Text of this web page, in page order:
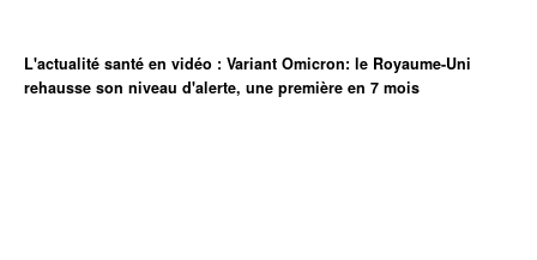
L'actualité santé en vidéo : Variant Omicron: le Royaume-Uni
rehausse son niveau d'alerte, une première en 7 mois